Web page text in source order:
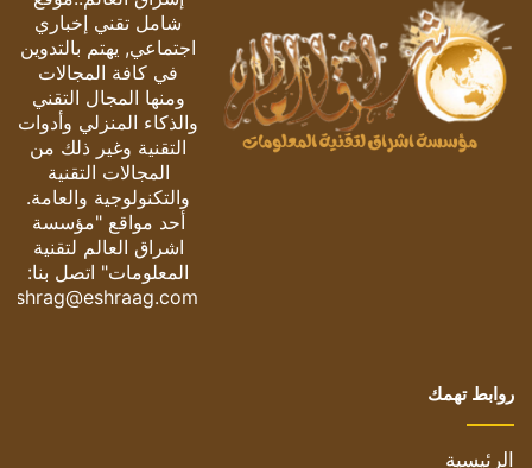
شامل تقني إخباري
اجتماعي, يهتم بالتدوين
في كافة المجالات
ومنها المجال التقني
والذكاء المنزلي وأدوات
التقنية وغير ذلك من
المجالات التقنية
والتكنولوجية والعامة.
أحد مواقع "مؤسسة
اشراق العالم لتقنية
المعلومات" اتصل بنا:
eshrag@eshraag.com
روابط تهمك
الرئيسية